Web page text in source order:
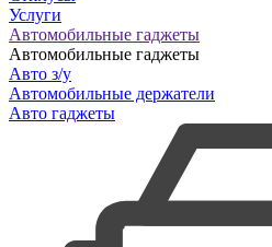
Услуги
Автомобильные гаджеты
Автомобильные гаджеты
Авто з/у
Автомобильные держатели
Авто гаджеты